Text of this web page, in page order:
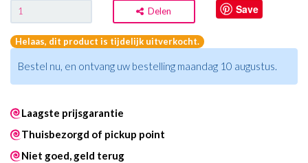
Delen Save
Helaas, dit product is tijdelijk uitverkocht.
Bestel nu, en ontvang uw bestelling maandag 10 augustus.
Laagste prijsgarantie
Thuisbezorgd of pickup point
Niet goed, geld terug